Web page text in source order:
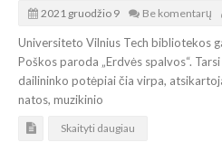
2021 gruodžio 9 Be komentarų
Universiteto Vilnius Tech bibliotekos
Poškos paroda „Erdvės spalvos“.
dailininko potėpiai čia virpa,
natos, muzikinio
Skaityti daugiau